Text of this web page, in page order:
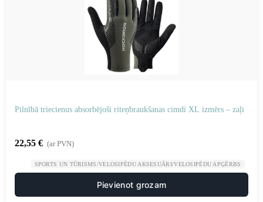
Pilnībā triecienus absorbējoši riteņbraukšanas cimdi XL izmērs – zaļi
22,55 € (ar PVN)
SPORTS UN TŪRISMS/VELOSIPĒDU AKSESUĀRI/VELOSIPĒDU APĢĒRBS
Pievienot grozam